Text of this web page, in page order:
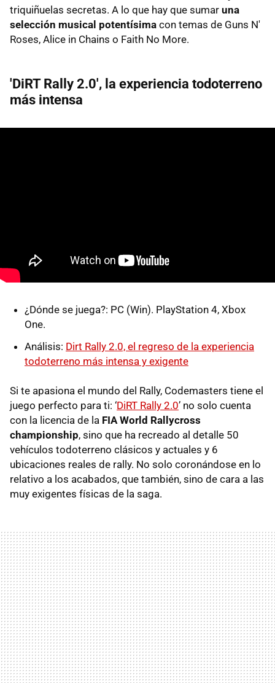
triquiñuelas secretas. A lo que hay que sumar una
selección musical potentísima con temas de Guns N'
Roses, Alice in Chains o Faith No More.
'DiRT Rally 2.0', la experiencia todoterreno
más intensa
¿Dónde se juega?: PC (Win). PlayStation 4, Xbox
One.
Análisis: Dirt Rally 2.0, el regreso de la experiencia
todoterreno más intensa y exigente
Si te apasiona el mundo del Rally, Codemasters tiene el
juego perfecto para ti: ‘DiRT Rally 2.0’ no solo cuenta
con la licencia de la FIA World Rallycross
championship, sino que ha recreado al detalle 50
vehículos todoterreno clásicos y actuales y 6
ubicaciones reales de rally. No solo coronándose en lo
relativo a los acabados, que también, sino de cara a las
muy exigentes físicas de la saga.